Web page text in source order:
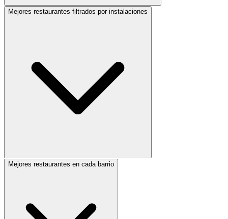
Mejores restaurantes filtrados por instalaciones
Mejores restaurantes en cada barrio